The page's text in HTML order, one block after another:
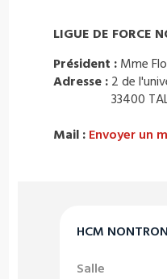
HCM NONTRON
Salle
LIGUE DE FORCE
Président : Mme
Adresse : 2 de
33400
Mail : Envoyer un